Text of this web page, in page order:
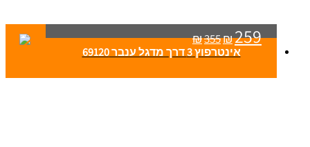
₪355₪259
אינטרפוץ 3 דרך מדגל ענבר 69120